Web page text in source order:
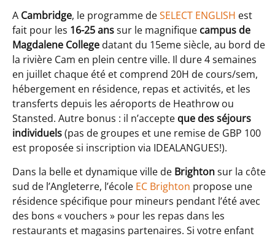
A Cambridge, le programme deSELECT ENGLISH est
fait pour les 16-25 anssur le magnifique campus de
Magdalene College datant du 15eme siècle, au bord de
la rivière Cam en plein centre ville. Il dure 4 semaines
en juillet chaque été et comprend 20H de cours/sem,
hébergement en résidence, repas et activités, et les
transferts depuis les aéroports de Heathrow ou
Stansted. Autre bonus : il n’accepte que des séjours
individuels(pas de groupes et une remise de GBP 100
est proposée si inscription via IDEALANGUES!).
Dans la belle et dynamique ville de Brightonsur la côte
sud de l’Angleterre, l’école EC Brighton propose une
résidence spécifique pour mineurs pendant l’été avec
des bons « vouchers » pour les repas dans les
restaurants et magasins partenaires. Si votre enfant